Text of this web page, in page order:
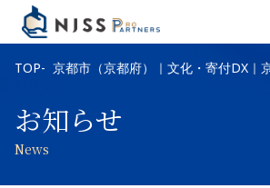
TOP 京都市（京都府）｜文化・寄付DX｜
お知らせ
News